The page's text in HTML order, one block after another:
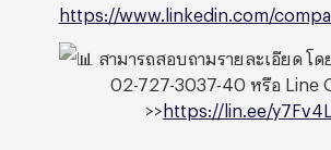
https://www.linkedin.com/
สามารถสอบถามรายละเอียด โ
02-727-3037-40 หรือ Line
>> https://lin.ee/